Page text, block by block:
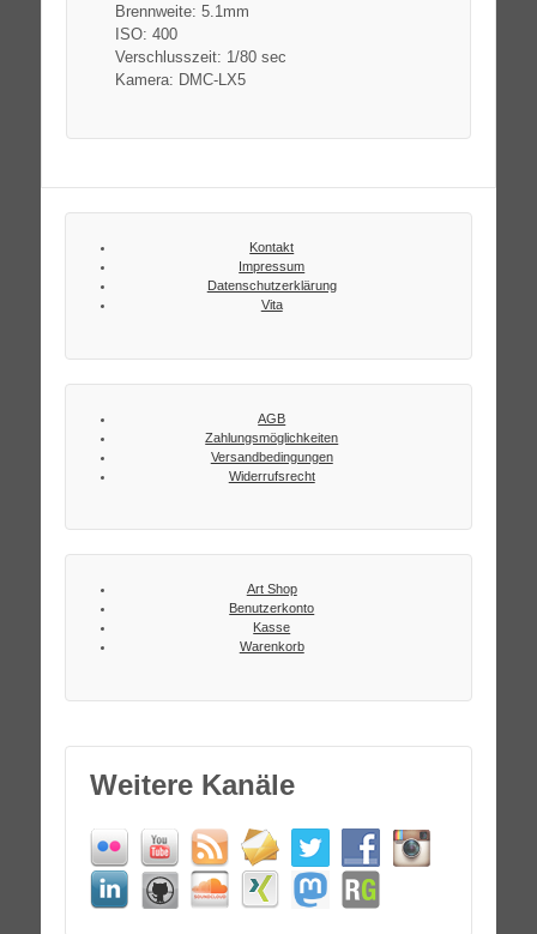
Brennweite: 5.1mm
ISO: 400
Verschlusszeit: 1/80 sec
Kamera: DMC-LX5
Kontakt
Impressum
Datenschutzerklärung
Vita
AGB
Zahlungsmöglichkeiten
Versandbedingungen
Widerrufsrecht
Art Shop
Benutzerkonto
Kasse
Warenkorb
Weitere Kanäle